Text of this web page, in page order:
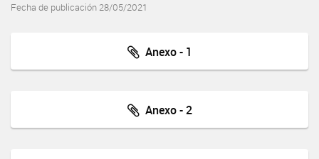
Fecha de publicación 28/05/2021
Anexo - 1
Anexo - 2